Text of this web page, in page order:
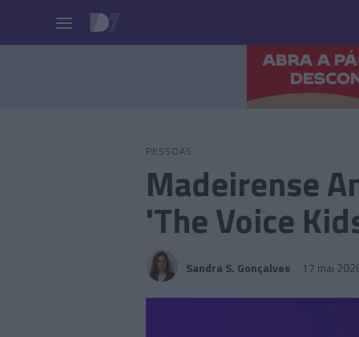
PESSOAS
Madeirense
'The Voice
Sandra S. Gonçalves 17 mai